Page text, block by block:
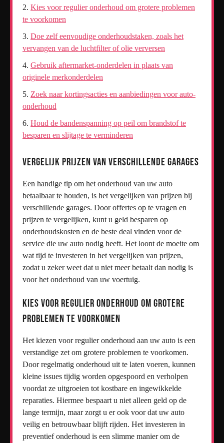
Kies voor regulier onderhoud om grotere problemen
te voorkomen
Doe zelf eenvoudige onderhoudstaken, zoals het
vervangen van de luchtfilter of olie verversen
Gebruik aftermarket-onderdelen in plaats van
originele merkonderdelen
Zoek naar kortingsacties en aanbiedingen voor auto-
onderhoud
Houd de bandenspanning op peil om brandstof te
besparen en slijtage te verminderen
Vergelijk prijzen van verschillende garages
Een handige tip om het onderhoud van uw auto
betaalbaar te houden, is het vergelijken van prijzen bij
verschillende garages. Door offertes op te vragen en
prijzen te vergelijken, kunt u geld besparen op
onderhoudskosten en de beste deal vinden voor de
service die uw auto nodig heeft. Het loont de moeite om
wat tijd te investeren in het vergelijken van prijzen,
zodat u zeker weet dat u niet meer betaalt dan nodig is
voor het onderhoud van uw voertuig.
Kies voor regulier onderhoud om grotere
problemen te voorkomen
Het kiezen voor regulier onderhoud aan uw auto is een
verstandige zet om grotere problemen te voorkomen.
Door regelmatig onderhoud uit te laten voeren, kunnen
kleine issues tijdig worden opgespoord en verholpen
voordat ze uitgroeien tot kostbare en ingewikkelde
reparaties. Hiermee bespaart u niet alleen geld op de
lange termijn, maar zorgt u er ook voor dat uw auto
veilig en betrouwbaar blijft rijden. Het investeren in
preventief onderhoud is een slimme manier om de